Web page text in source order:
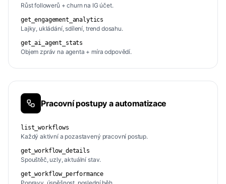
Růst followerů + churn na IG účet.
get_engagement_analytics
Lajky, ukládání, sdílení, trend dosahu.
get_ai_agent_stats
Objem zpráv na agenta + míra odpovědí.
Pracovní postupy a automatizace
list_workflows
Každý aktivní a pozastavený pracovní postup.
get_workflow_details
Spouštěč, uzly, aktuální stav.
get_workflow_performance